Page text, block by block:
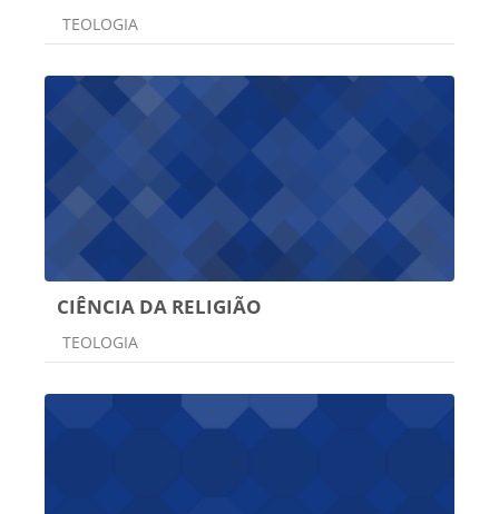
Categoria do curso
TEOLOGIA
CIÊNCIA DA RELIGIÃO
Categoria do curso
TEOLOGIA